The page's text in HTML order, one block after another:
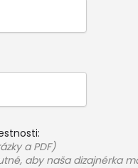
a PDF)
aby naša dizajnérka